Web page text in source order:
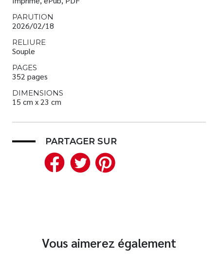
PARUTION
2026/02/18
RELIURE
Souple
PAGES
352 pages
DIMENSIONS
15 cm x 23 cm
PARTAGER SUR
Facebook
Twitter
Vous aimerez également